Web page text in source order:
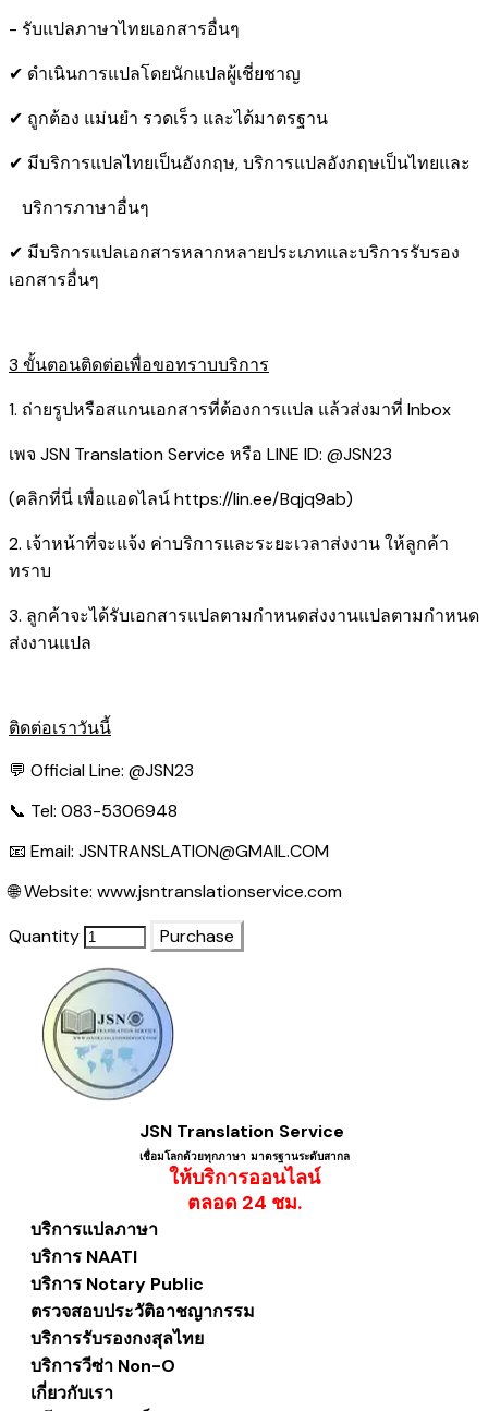
- รับแปลภาษาไทยเอกสารอื่นๆ
✔ ดำเนินการแปลโดยนักแปลผู้เชี่ยชาญ
✔ ถูกต้อง แม่นยำ รวดเร็ว และได้มาตรฐาน
✔ มีบริการแปลไทยเป็นอังกฤษ, บริการแปลอังกฤษเป็นไทยและ
บริการภาษาอื่นๆ
✔ มีบริการแปลเอกสารหลากหลายประเภทและบริการรับรอง​
เอกสารอื่นๆ
3 ขั้นตอนติดต่อเพื่อขอทราบบริการ
1. ถ่ายรูปหรือสแกนเอกสารที่ต้องการแปล แล้วส่งมาที่ Inbox
เพจ JSN Translation Service หรือ LINE ID: @JSN23
(คลิกที่นี่ เพื่อแอดไลน์https://lin.ee/Bqjq9ab)
2. เจ้าหน้าที่จะแจ้ง ค่าบริการและระยะเวลาส่งงาน ให้ลูกค้า
ทราบ
3. ลูกค้าจะได้รับเอกสารแปลตามกำหนดส่งงานแปลตามกำหนด
ส่งงานแปล
ติดต่อเราวันนี้
💬 Official Line: @JSN23
📞 Tel: 083-5306948
📧 Email: JSNTRANSLATION@GMAIL.COM
🌐 Website: www.jsntranslationservice.com
Quantity
Purchase
JSN Translation Service
เชื่อมโลกด้วยทุกภาษา ​มาตรฐานระดับสากล
ให้บริการออนไลน์
​ตลอด 24 ชม.
บริการแปลภาษา
บริการ NAATI
บริการ Notary Public
ตรวจสอบประวัติอาชญากรรม
บริการรับรองกงสุลไทย
บริการวีซ่า Non-O
เกี่ยวกับเรา